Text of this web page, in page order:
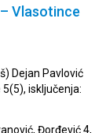
Vlasotince
Dejan Pavlović
isključenja:
Đorđević 4,